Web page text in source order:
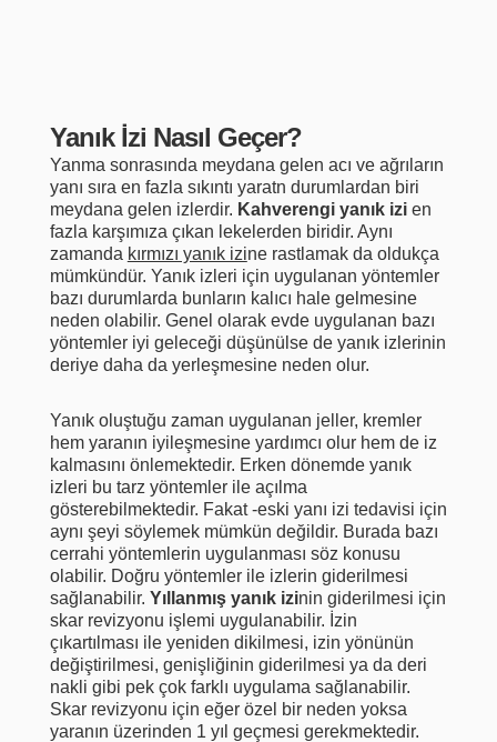
Yanık İzi Nasıl Geçer?
Yanma sonrasında meydana gelen acı ve ağrıların
yanı sıra en fazla sıkıntı yaratn durumlardan biri
meydana gelen izlerdir. Kahverengi yanık izien
fazla karşımıza çıkan lekelerden biridir. Aynı
zamanda kırmızı yanık izine rastlamak da oldukça
mümkündür. Yanık izleri için uygulanan yöntemler
bazı durumlarda bunların kalıcı hale gelmesine
neden olabilir. Genel olarak evde uygulanan bazı
yöntemler iyi geleceği düşünülse de yanık izlerinin
deriye daha da yerleşmesine neden olur.
Yanık oluştuğu zaman uygulanan jeller, kremler
hem yaranın iyileşmesine yardımcı olur hem de iz
kalmasını önlemektedir. Erken dönemde yanık
izleri bu tarz yöntemler ile açılma
gösterebilmektedir. Fakat -eski yanı izi tedavisi için
aynı şeyi söylemek mümkün değildir. Burada bazı
cerrahi yöntemlerin uygulanması söz konusu
olabilir. Doğru yöntemler ile izlerin giderilmesi
sağlanabilir. Yıllanmış yanık izinin giderilmesi için
skar revizyonu işlemi uygulanabilir. İzin
çıkartılması ile yeniden dikilmesi, izin yönünün
değiştirilmesi, genişliğinin giderilmesi ya da deri
nakli gibi pek çok farklı uygulama sağlanabilir.
Skar revizyonu için eğer özel bir neden yoksa
yaranın üzerinden 1 yıl geçmesi gerekmektedir.